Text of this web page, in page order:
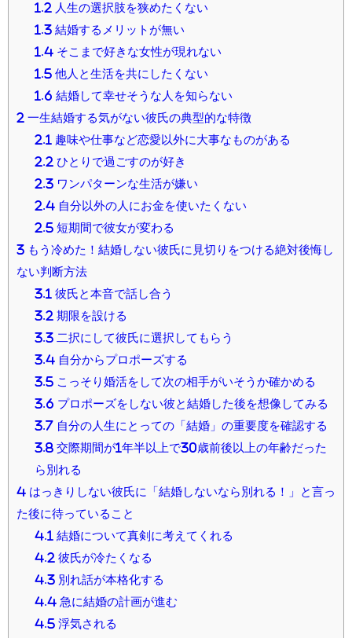
1.2 人生の選択肢を狭めたくない
1.3結婚するメリットが無い
1.4そこまで好きな女性が現れない
1.5他人と生活を共にしたくない
1.6 結婚して幸せそうな人を知らない
2 一生結婚する気がない彼氏の典型的な特徴
2.1 趣味や仕事など恋愛以外に大事なものがある
2.2 ひとりで過ごすのが好き
2.3ワンパターンな生活が嫌い
2.4自分以外の人にお金を使いたくない
2.5短期間で彼女が変わる
3 もう冷めた！結婚しない彼氏に見切りをつける絶対後悔し
ない判断方法
3.1 彼氏と本音で話し合う
3.2 期限を設ける
3.3二択にして彼氏に選択してもらう
3.4自分からプロポーズする
3.5こっそり婚活をして次の相手がいそうか確かめる
3.6 プロポーズをしない彼と結婚した後を想像してみる
3.7自分の人生にとっての「結婚」の重要度を確認する
3.8交際期間が1年半以上で30歳前後以上の年齢だった
ら別れる
4 はっきりしない彼氏に「結婚しないなら別れる！」と言っ
た後に待っていること
4.1 結婚について真剣に考えてくれる
4.2 彼氏が冷たくなる
4.3別れ話が本格化する
4.4急に結婚の計画が進む
4.5浮気される